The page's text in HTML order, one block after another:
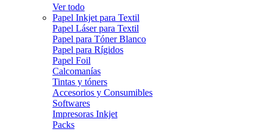
Ver todo
Papel Inkjet para Textil
Papel Láser para Textil
Papel para Tóner Blanco
Papel para Rígidos
Papel Foil
Calcomanías
Tintas y tóners
Accesorios y Consumibles
Softwares
Impresoras Inkjet
Packs